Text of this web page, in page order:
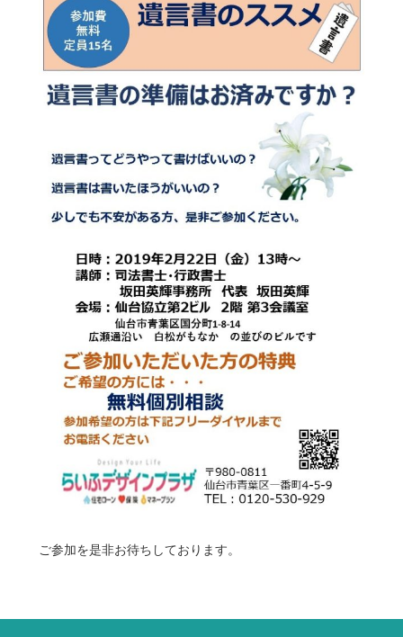
ご参加を是非お待ちしております。